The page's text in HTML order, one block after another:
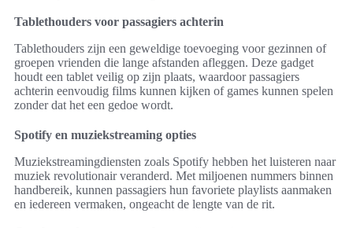
Tablethouders voor passagiers achterin
Tablethouders zijn een geweldige toevoeging voor gezinnen of
groepen vrienden die lange afstanden afleggen. Deze gadget
houdt een tablet veilig op zijn plaats, waardoor passagiers
achterin eenvoudig films kunnen kijken of games kunnen spelen
zonder dat het een gedoe wordt.
Spotify en muziekstreaming opties
Muziekstreamingdiensten zoals Spotify hebben het luisteren naar
muziek revolutionair veranderd. Met miljoenen nummers binnen
handbereik, kunnen passagiers hun favoriete playlists aanmaken
en iedereen vermaken, ongeacht de lengte van de rit.